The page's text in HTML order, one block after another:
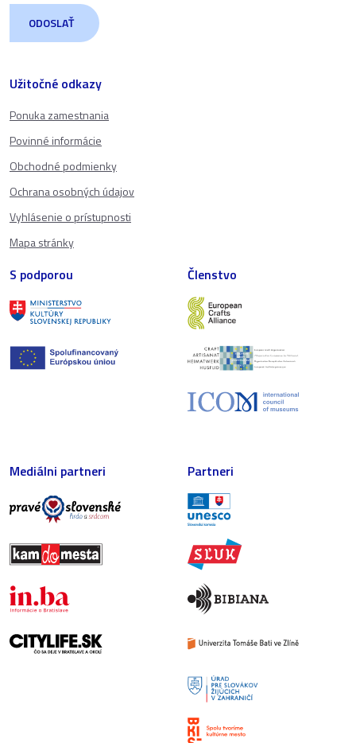
Užitočné odkazy
Ponuka zamestnania
Povinné informácie
Obchodné podmienky
Ochrana osobných údajov
Vyhlásenie o prístupnosti
Mapa stránky
S podporou Členstvo
Mediálni partneri Partneri